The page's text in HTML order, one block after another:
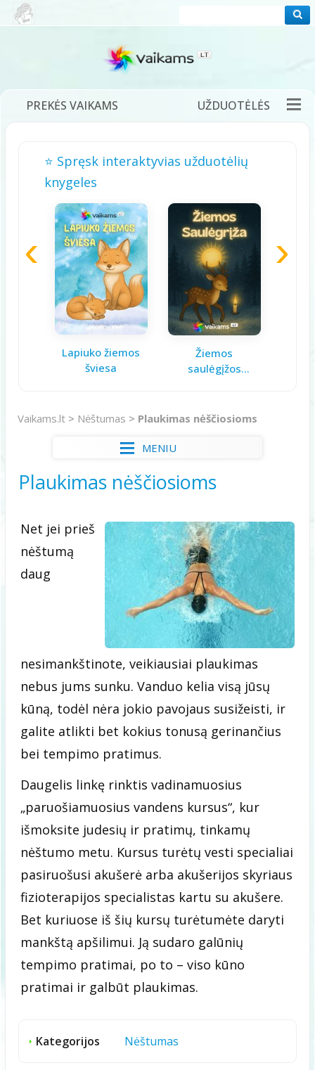
PREKĖS VAIKAMS UŽDUOTĖLĖS
DĖLIONĖS ŽAIDIMAI DAINELĖS
TĖVAMS
⭐ Spręsk interaktyvias užduotėlių
knygeles
Lapiuko žiemos
šviesa
Žiemos
saulėgįžos
Vaikams.lt > Nėštumas > Plaukimas nėščiosioms
MENIU
Plaukimas nėščiosioms
Net jei prieš
nėštumą
daug
nesimankštinote, veikiausiai plaukimas
nebus jums sunku. Vanduo kelia visą jūsų
kūną, todėl nėra jokio pavojaus susižeisti, ir
galite atlikti bet kokius tonusą gerinančius
bei tempimo pratimus.
Daugelis linkę rinktis vadinamuosius
„paruošiamuosius vandens kursus“, kur
išmoksite judesių ir pratimų, tinkamų
nėštumo metu. Kursus turėtų vesti specialiai
pasiruošusi akušerė arba akušerijos skyriaus
fizioterapijos specialistas kartu su akušere.
Bet kuriuose iš šių kursų turėtumėte daryti
mankštą apšilimui. Ją sudaro galūnių
tempimo pratimai, po to – viso kūno
pratimai ir galbūt plaukimas.
Kategorijos Nėštumas